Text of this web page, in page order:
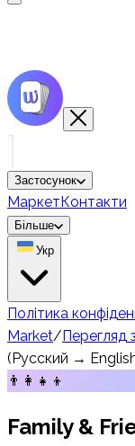
Застосунок
МаркетКонтакти
Більше
Укр
Політика
Market/Перегляд
(Русский →
👨‍👩‍👧‍👦
Family &